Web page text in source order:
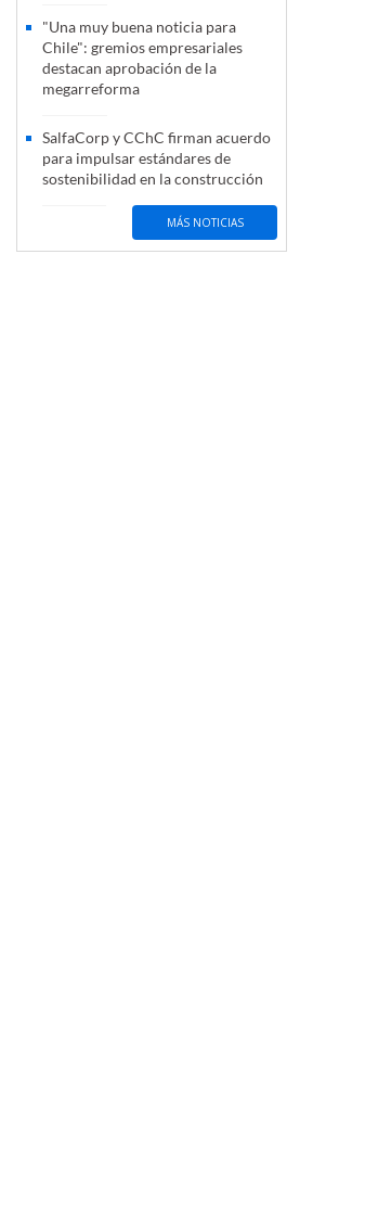
"Una muy buena noticia para
Chile": gremios empresariales
destacan aprobación de la
megarreforma
SalfaCorp y CChC firman acuerdo
para impulsar estándares de
sostenibilidad en la construcción
MÁS NOTICIAS